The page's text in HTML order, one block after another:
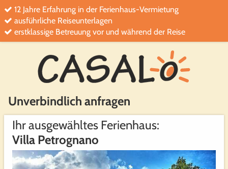
12 Jahre Erfahrung in der Ferienhaus-Vermietung
ausführliche Reiseunterlagen
erstklassige Betreuung vor und während der Reise
Unverbindlich anfragen
Ihr ausgewähltes Ferienhaus:
Villa Petrognano